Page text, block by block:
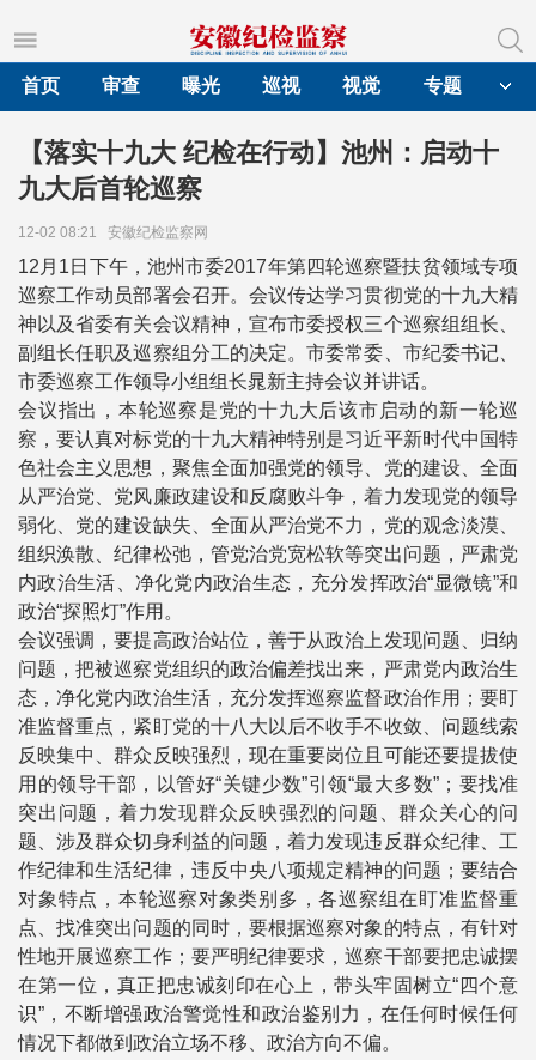
首页
审查 曝光 巡视 视觉 专题
【落实十九大 纪检在行动】池州：启动十
九大后首轮巡察
12-02 08:21 安徽纪检监察网
12月1日下午，池州市委2017年第四轮巡察暨扶贫领域专项
巡察工作动员部署会召开。会议传达学习贯彻党的十九大精
神以及省委有关会议精神，宣布市委授权三个巡察组组长、
副组长任职及巡察组分工的决定。市委常委、市纪委书记、
市委巡察工作领导小组组长晁新主持会议并讲话。
会议指出，本轮巡察是党的十九大后该市启动的新一轮巡
察，要认真对标党的十九大精神特别是习近平新时代中国特
色社会主义思想，聚焦全面加强党的领导、党的建设、全面
从严治党、党风廉政建设和反腐败斗争，着力发现党的领导
弱化、党的建设缺失、全面从严治党不力，党的观念淡漠、
组织涣散、纪律松弛，管党治党宽松软等突出问题，严肃党
内政治生活、净化党内政治生态，充分发挥政治“显微镜”和
政治“探照灯”作用。
会议强调，要提高政治站位，善于从政治上发现问题、归纳
问题，把被巡察党组织的政治偏差找出来，严肃党内政治生
态，净化党内政治生活，充分发挥巡察监督政治作用；要盯
准监督重点，紧盯党的十八大以后不收手不收敛、问题线索
反映集中、群众反映强烈，现在重要岗位且可能还要提拔使
用的领导干部，以管好“关键少数”引领“最大多数”；要找准
突出问题，着力发现群众反映强烈的问题、群众关心的问
题、涉及群众切身利益的问题，着力发现违反群众纪律、工
作纪律和生活纪律，违反中央八项规定精神的问题；要结合
对象特点，本轮巡察对象类别多，各巡察组在盯准监督重
点、找准突出问题的同时，要根据巡察对象的特点，有针对
性地开展巡察工作；要严明纪律要求，巡察干部要把忠诚摆
在第一位，真正把忠诚刻印在心上，带头牢固树立“四个意
识”，不断增强政治警觉性和政治鉴别力，在任何时候任何
情况下都做到政治立场不移、政治方向不偏。